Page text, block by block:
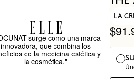
surge como una marca
innovadora, que combina los
de la medicina estética y
la cosmética."
LA